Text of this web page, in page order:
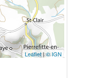
Leaflet|© IGN